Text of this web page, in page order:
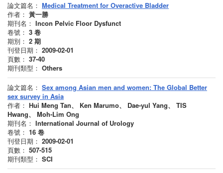
論文篇名： Medical Treatment for Overactive Bladder
作者： 黃一勝
期刊名： Incon Pelvic Floor Dysfunct
卷號： 3 卷
期別： 2 期
刊登日期： 2009-02-01
頁數： 37-40
期刊類型： Others
論文篇名： Sex among Asian men and women: The Global Better
sex survey in Asia
作者： Hui Meng Tan、 Ken Marumo、 Dae-yul Yang、 TIS
Hwang、 Moh-Lim Ong
期刊名： International Journal of Urology
卷號： 16 卷
刊登日期： 2009-02-01
頁數： 507-515
期刊類型： SCI